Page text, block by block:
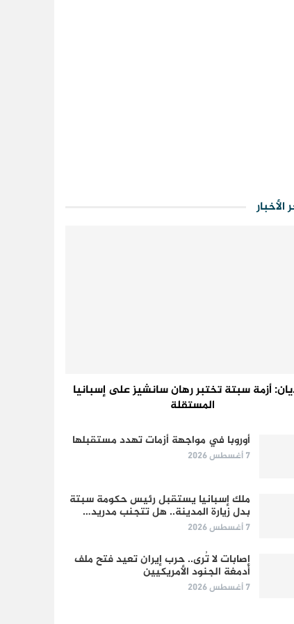
الأخبار
أزمة سبتة تختبر رهان سانشيز على إسبانيا
المستقلة
أوروبا في مواجهة أزمات تهدد مستقبلها
7 أغسطس 2026
ملك إسبانيا يستقبل رئيس حكومة سبتة
بدل زيارة المدينة.. هل تتجنب مدريد…
7 أغسطس 2026
إصابات لا تُرى.. حرب إيران تعيد فتح ملف
أدمغة الجنود الأمريكيين
7 أغسطس 2026